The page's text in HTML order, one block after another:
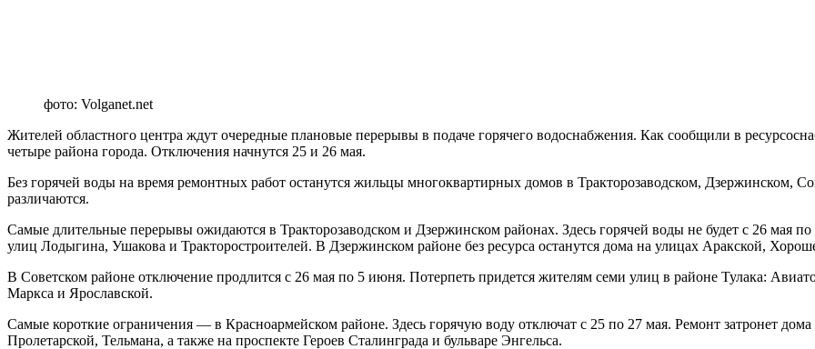
фото: Volganet.net
Жителей областного центра ждут очередные плановые перерывы в подаче горячего водоснабжения. Как сообщили в
четыре района города. Отключения начнутся 25 и 26 мая.
Без горячей воды на время ремонтных работ останутся жильцы многоквартирных домов в Тракторозаводском, Дзержинском,
различаются.
Самые длительные перерывы ожидаются в Тракторозаводском и Дзержинском районах. Здесь горячей воды не будет с 26 мая
улиц Лодыгина, Ушакова и Тракторостроителей. В Дзержинском районе без ресурса останутся дома на улицах Аракской,
В Советском районе отключение продлится с 26 мая по 5 июня. Потерпеть придется жителям семи улиц в районе Тулака:
Маркса и Ярославской.
Самые короткие ограничения — в Красноармейском районе. Здесь горячую воду отключат с 25 по 27 мая. Ремонт затронет
Пролетарской, Тельмана, а также на проспекте Героев Сталинграда и бульваре Энгельса.